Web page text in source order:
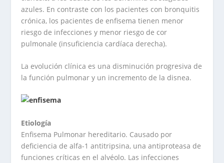
azules. En contraste con los pacientes con bronquitis
crónica, los pacientes de enfisema tienen menor
riesgo de infecciones y menor riesgo de cor
pulmonale (insuficiencia cardíaca derecha).
La evolución clínica es una disminución progresiva de
la función pulmonar y un incremento de la disnea.
Etiología
Enfisema Pulmonar hereditario. Causado por
deficiencia de alfa-1 antitripsina, una antiproteasa de
funciones críticas en el alvéolo. Las infecciones